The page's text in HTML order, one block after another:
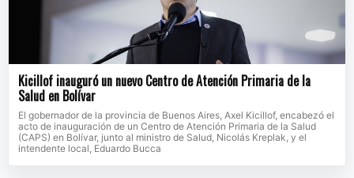
Kicillof inauguró un nuevo Centro de Atención Primaria de la
Salud en Bolívar
El gobernador de la provincia de Buenos Aires, Axel Kicillof, encabezó el
acto de inauguración de un Centro de Atención Primaria de la Salud
(CAPS) en Bolívar, junto al ministro de Salud, Nicolás Kreplak, y el
intendente local, Eduardo Bucca